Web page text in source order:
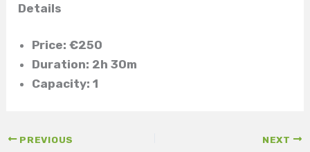
Details
Price:€250
Duration: 2h 30m
Capacity:1
PREVIOUS NEXT